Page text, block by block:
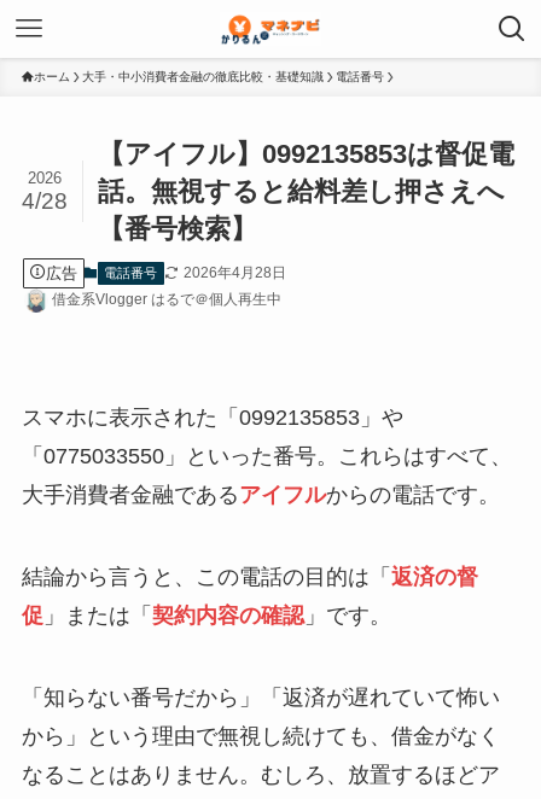
ホーム 大手・中小消費者金融の徹底比較・基礎知識 電話番号
【アイフル】0992135853は督促電
話。無視すると給料差し押さえへ
【番号検索】
2026
4/28
広告 電話番号
2026年4月28日
借金系Vlogger はるで＠個人再生中
スマホに表示された「0992135853」や
「0775033550」といった番号。これらはすべて、
大手消費者金融であるアイフルからの電話です。
結論から言うと、この電話の目的は「 返済の督
促 」または「 契約内容の確認」です。
「知らない番号だから」「返済が遅れていて怖い
から」という理由で無視し続けても、借金がなく
なることはありません。むしろ、放置するほどア